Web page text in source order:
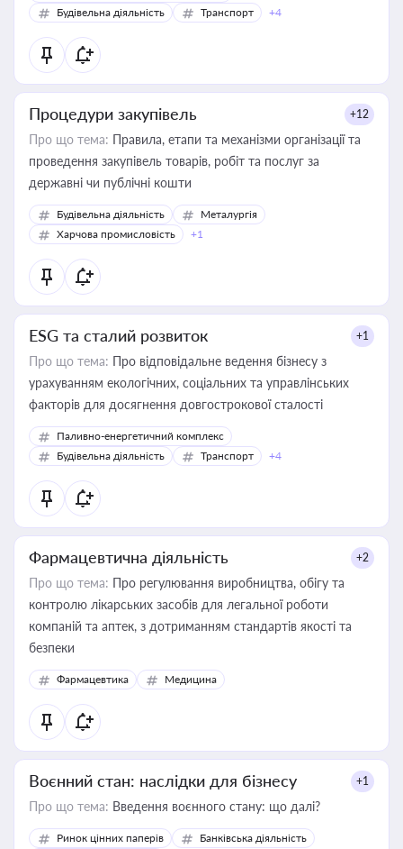
Будівельна діяльність
Транспорт +4
Процедури закупівель +12
Про що тема: Правила, етапи та механізми організації та
проведення закупівель товарів, робіт та послуг за
державні чи публічні кошти
Будівельна діяльність
Металургія
Харчова промисловість
+1
ESG та сталий розвиток +1
Про що тема: Про відповідальне ведення бізнесу з
урахуванням екологічних, соціальних та управлінських
факторів для досягнення довгострокової сталості
Паливно-енергетичний комплекс
Будівельна діяльність
Транспорт +4
Фармацевтична діяльність +2
Про що тема: Про регулювання виробництва, обігу та
контролю лікарських засобів для легальної роботи
компаній та аптек, з дотриманням стандартів якості та
безпеки
Фармацевтика Медицина
Воєнний стан: наслідки для бізнесу +1
Про що тема: Введення воєнного стану: що далі?
Ринок цінних паперів
Банківська діяльність